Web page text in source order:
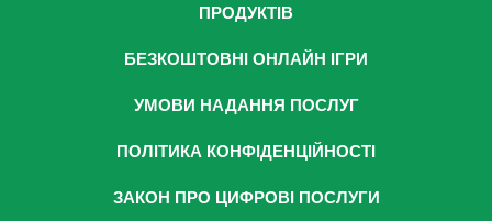
ПРОДУКТІВ
БЕЗКОШТОВНІ ОНЛАЙН ІГРИ
УМОВИ НАДАННЯ ПОСЛУГ
ПОЛІТИКА КОНФІДЕНЦІЙНОСТІ
ЗАКОН ПРО ЦИФРОВІ ПОСЛУГИ